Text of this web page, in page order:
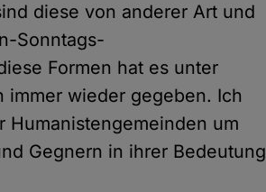
diese von anderer Art und
Sonntags-
Formen hat es unter
immer wieder gegeben. Ich
Humanistengemeinden um
Gegnern in ihrer Bedeutung